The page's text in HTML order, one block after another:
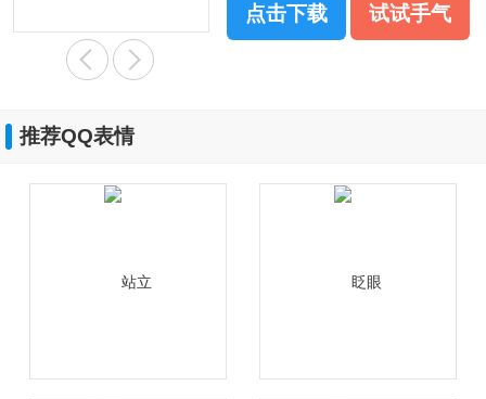
点击下载 试试手气
推荐QQ表情